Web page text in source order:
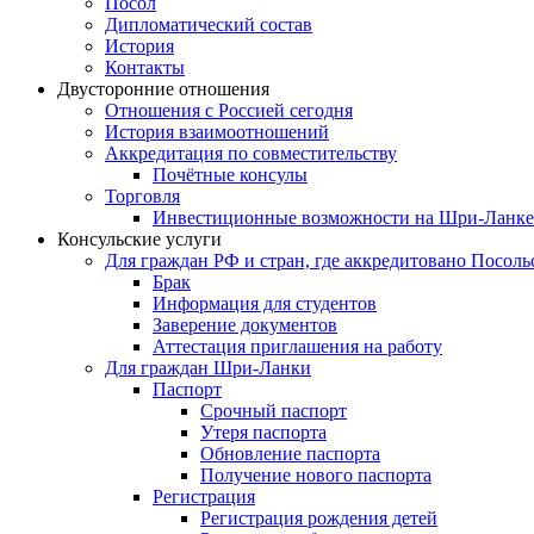
Дипломатический состав
История
Контакты
Двусторонние отношения
Отношения с Россией сегодня
История взаимоотношений
Аккредитация по совместительству
Почётные консулы
Торговля
Инвестиционные возможности на Шри-Ланке
Консульские услуги
Для граждан РФ и стран, где аккредитовано
Брак
Информация для студентов
Заверение документов
Аттестация приглашения на работу
Для граждан Шри-Ланки
Паспорт
Срочный паспорт
Утеря паспорта
Обновление паспорта
Получение нового паспорта
Регистрация
Регистрация рождения детей